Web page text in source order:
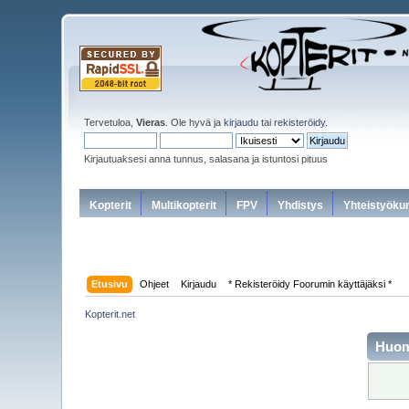
Tervetuloa,Vieras . Ole hyvä jakirjaudu tairekisteröidy.
Kirjautuaksesi anna tunnus, salasana ja istuntosi pituus
Kopterit Multikopterit FPV Yhdistys
Etusivu Ohjeet Kirjaudu * Rekisteröidy Foorumin käyttäjäksi *
Kopterit.net